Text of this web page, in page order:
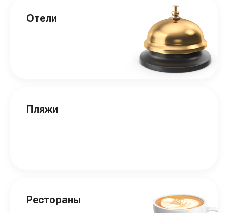
Отели
Пляжи
Рестораны